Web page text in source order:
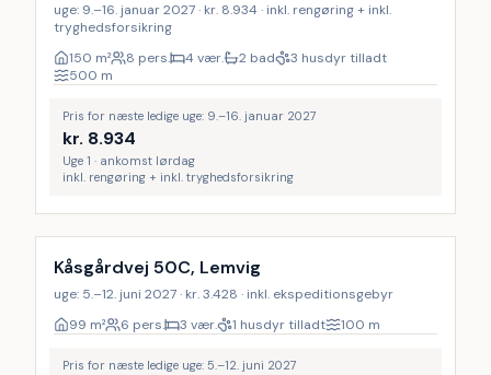
uge: 9.–16. januar 2027 · kr. 8.934 · inkl. rengøring + inkl.
tryghedsforsikring
150 m² 8 pers. 4 vær. 2 bad
3 husdyr tilladt
500 m
Pris for næste ledige uge: 9.–16. januar 2027
kr. 8.934
Uge 1 · ankomst lørdag
inkl. rengøring + inkl. tryghedsforsikring
Kåsgårdvej 50C, Lemvig
uge: 5.–12. juni 2027 · kr. 3.428 · inkl. ekspeditionsgebyr
99 m² 6 pers. 3 vær. 1 husdyr tilladt 100 m
Pris for næste ledige uge: 5.–12. juni 2027